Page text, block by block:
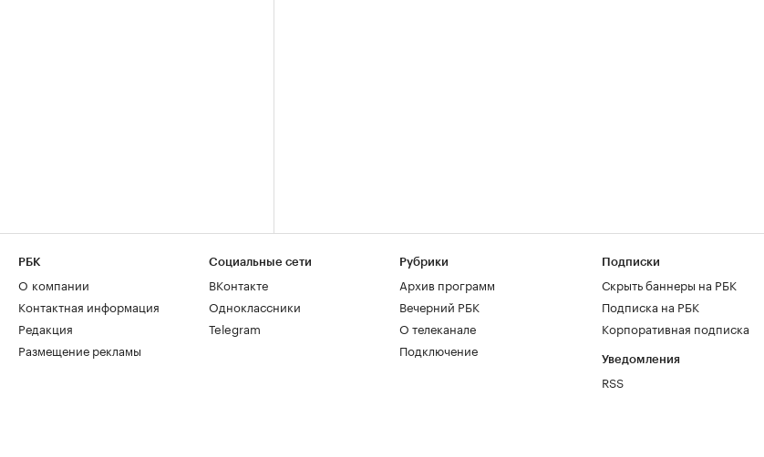
РБК
О компании
Контактная информация
Редакция
Размещение рекламы
Социальные сети
ВКонтакте
Одноклассники
Telegram
Рубрики
Архив программ
Вечерний РБК
О телеканале
Подключение
Подписки
Скрыть баннеры на РБК
Подписка на РБК
Корпоративная подписка
Уведомления
RSS